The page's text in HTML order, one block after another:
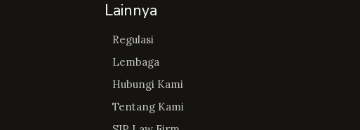
Lainnya
Regulasi
Lembaga
Hubungi Kami
Tentang Kami